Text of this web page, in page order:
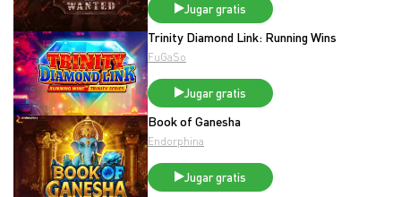
Jugar gratis
Trinity Diamond Link: Running Wins
FuGaSo
Jugar gratis
Book of Ganesha
Endorphina
Jugar gratis